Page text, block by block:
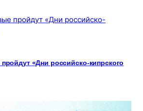
«Дни российско-кипрского